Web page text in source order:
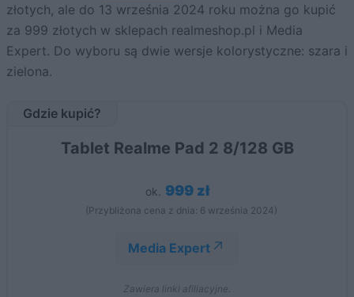
złotych, ale do 13 września 2024 roku można go kupić
za 999 złotych w sklepach realmeshop.pl i Media
Expert. Do wyboru są dwie wersje kolorystyczne: szara i
zielona.
Gdzie kupić?
Tablet Realme Pad 2 8/128 GB
ok. 999 zł
(Przybliżona cena z dnia: 6 września 2024)
Media Expert
Zawiera linki afiliacyjne.